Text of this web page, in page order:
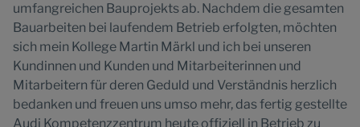
umfangreichen Bauprojekts ab. Nachdem die gesamten
Bauarbeiten bei laufendem Betrieb erfolgten, möchten
sich mein Kollege Martin Märkl und ich bei unseren
Kundinnen und Kunden und Mitarbeiterinnen und
Mitarbeitern für deren Geduld und Verständnis herzlich
bedanken und freuen uns umso mehr, das fertig gestellte
Audi Kompetenzzentrum heute offiziell in Betrieb zu